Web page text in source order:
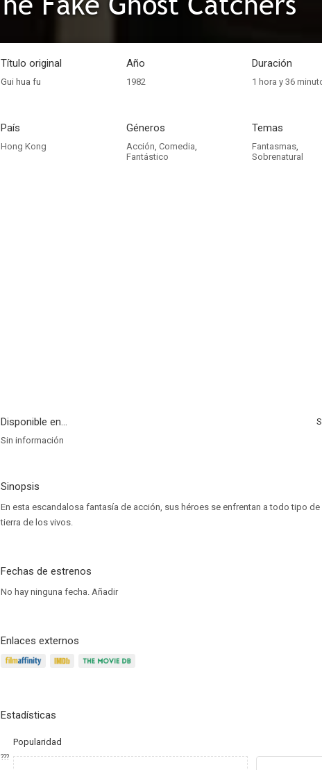
Título original
Gui hua fu
Año
1982
Duración
1 hora y 36
País
Hong Kong
Géneros
Acción, Comedia,
Fantástico
Temas
Fantasmas,
Sobrenatural
Disponible en...
Sin información
Sinopsis
En esta escandalosa fantasía de acción, sus héroes se enfrentan a todo tipo
tierra de los vivos.
Fechas de estrenos
No hay ninguna fecha. Añadir
Enlaces externos
Estadísticas
Popularidad
???